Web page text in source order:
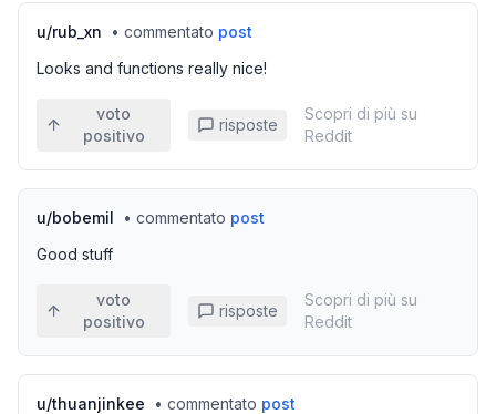
u/rub_xn • commentato post
Looks and functions really nice!
voto
positivo
risposte
Scopri di più su
Reddit
u/bobemil • commentato post
Good stuff
voto
positivo
risposte
Scopri di più su
Reddit
u/thuanjinkee • commentato post